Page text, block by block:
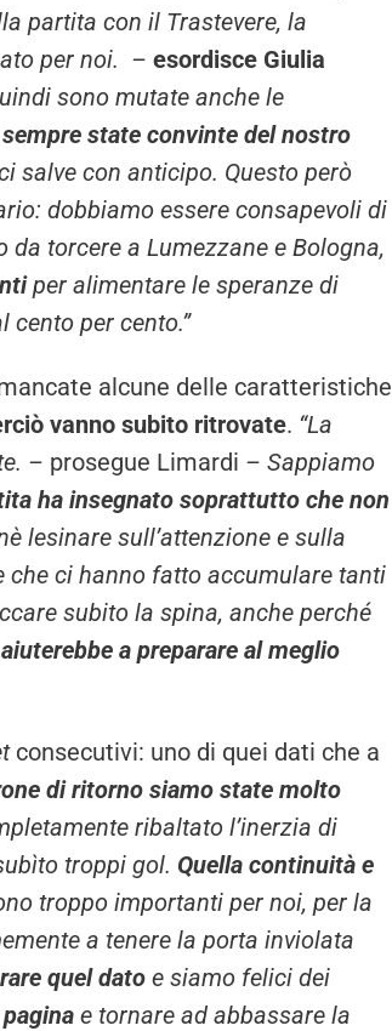
partita con il Trastevere, la
per noi. – esordisce Giulia
sono mutate anche le
state convinte del nostro
salve con anticipo. Questo però
dobbiamo essere consapevoli di
torcere a Lumezzane e Bologna,
per alimentare le speranze di
cento per cento.”
alcune delle caratteristiche
vanno subito ritrovate. “La
– prosegue Limardi – Sappiamo
ha insegnato soprattutto che non
lesinare sull’attenzione e sulla
ci hanno fatto accumulare tanti
subito la spina, anche perché
a preparare al meglio
consecutivi: uno di quei dati che a
di ritorno siamo state molto
ribaltato l’inerzia di
troppi gol. Quella continuità e
troppo importanti per noi, per la
a tenere la porta inviolata
quel dato e siamo felici dei
e tornare ad abbassare la